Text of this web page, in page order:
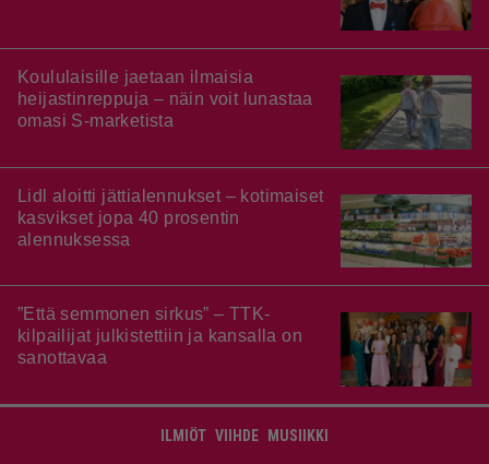
Koululaisille jaetaan ilmaisia
heijastinreppuja – näin voit lunastaa
omasi S-marketista
Lidl aloitti jättialennukset – kotimaiset
kasvikset jopa 40 prosentin
alennuksessa
”Että semmonen sirkus” – TTK-
kilpailijat julkistettiin ja kansalla on
sanottavaa
ILMIÖT VIIHDE MUSIIKKI